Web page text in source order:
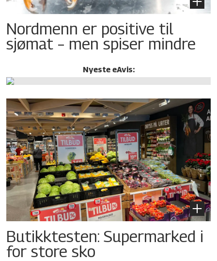
Nordmenn er positive til
sjømat – men spiser mindre
Nyeste eAvis:
Butikktesten: Supermarked i
for store sko